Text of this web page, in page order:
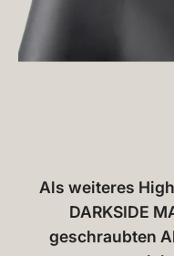
Als weiteres
DARKSIDE
geschraubten